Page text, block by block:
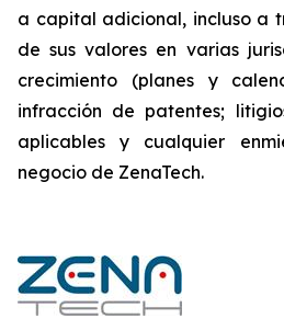
a capital adicional, incluso a
de sus valores en varias
crecimiento (planes y
infracción de patentes;
aplicables y cualquier
negocio de ZenaTech.